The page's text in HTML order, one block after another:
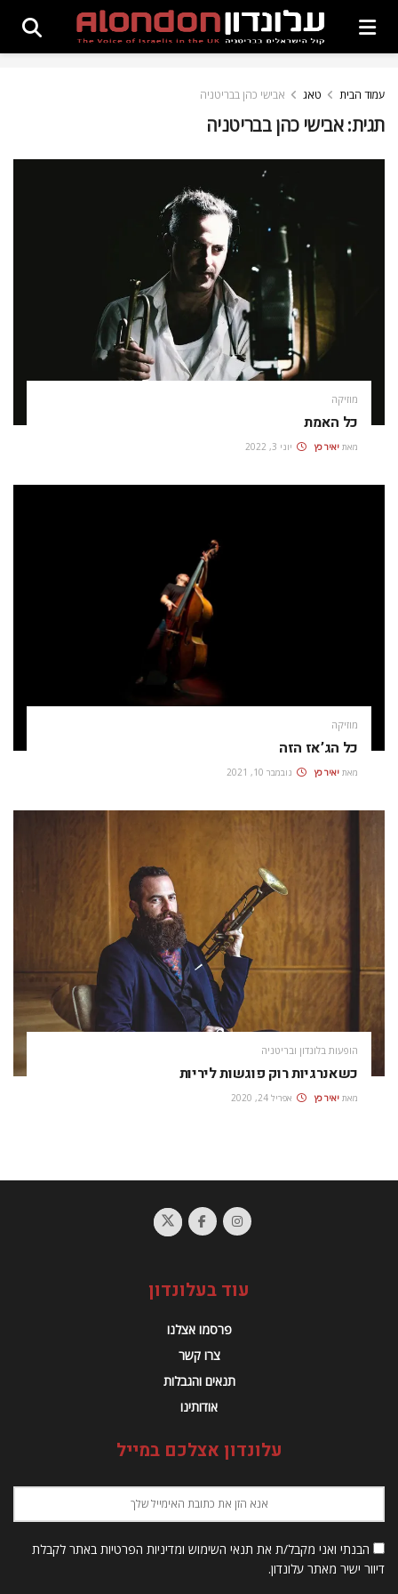
עמוד הבית טאג אבישי כהן בבריטניה
תגית:אבישי כהן בבריטניה
מוזיקה
כל האמת
מאת יאיר כץ יוני 3, 2022
מוזיקה
כל הג’אז הזה
מאת יאיר כץ נובמבר 10, 2021
הופעות בלונדון ובריטניה
כשאנרגיות רוק פוגשות ליריות
מאת יאיר כץ אפריל 24, 2020
עוד בעלונדון
פרסמו אצלנו
צרו קשר
תנאים והגבלות
אודותינו
עלונדון אצלכם במייל
הבנתי ואני מקבל/ת את תנאי השימוש ומדיניות הפרטיות באתר לקבלת
דיוור ישיר מאתר עלונדון.